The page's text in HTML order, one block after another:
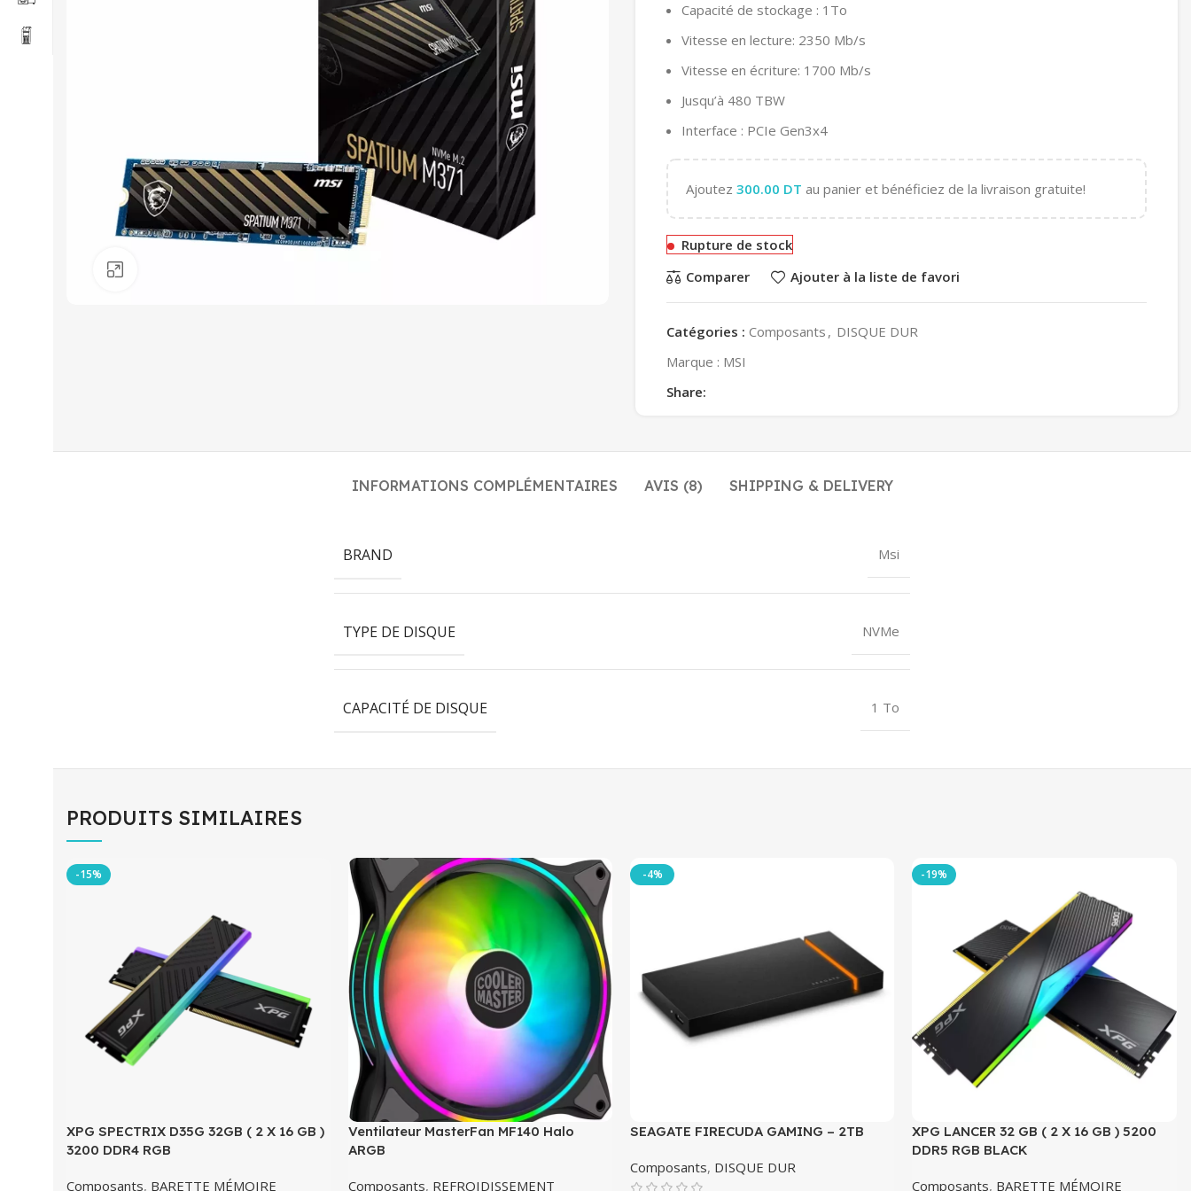
Capacité de stockage : 1To
Vitesse en lecture: 2350 Mb/s
Vitesse en écriture: 1700 Mb/s
Jusqu’à 480 TBW
Interface : PCIe Gen3x4
Ajoutez 300.00 DT au panier et bénéficiez de la livraison gratuite!
Rupture de stock
Comparer
Ajouter à la liste de favori
Catégories : Composants , DISQUE DUR
Marque : MSI
Share:
INFORMATIONS COMPLÉMENTAIRES AVIS (8) SHIPPING & DELIVERY
BRAND Msi
TYPE DE DISQUE NVMe
CAPACITÉ DE DISQUE 1 To
PRODUITS SIMILAIRES
-15%
XPG SPECTRIX D35G 32GB ( 2 X 16 GB )
3200 DDR4 RGB
Composants, BARETTE MÉMOIRE
Ventilateur MasterFan MF140 Halo
ARGB
Composants, REFROIDISSEMENT
-4%
SEAGATE FIRECUDA GAMING – 2TB
Composants, DISQUE DUR
-19%
XPG LANCER 32 GB ( 2 X 16 GB ) 5200
DDR5 RGB BLACK
Composants, BARETTE MÉMOIRE